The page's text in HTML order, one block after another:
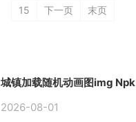
15 下一页 末页
城镇加载随机动画图img Npk
2026-08-01